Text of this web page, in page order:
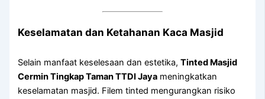
Keselamatan dan Ketahanan Kaca Masjid
Selain manfaat keselesaan dan estetika,Tinted Masjid
Cermin Tingkap Taman TTDI Jaya meningkatkan
keselamatan masjid. Filem tinted mengurangkan risiko